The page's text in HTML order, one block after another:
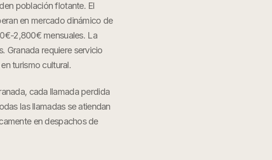
población flotante. El
en mercado dinámico de
2,800€ mensuales. La
Granada requiere servicio
turismo cultural.
, cada llamada perdida
las llamadas se atiendan
en despachos de